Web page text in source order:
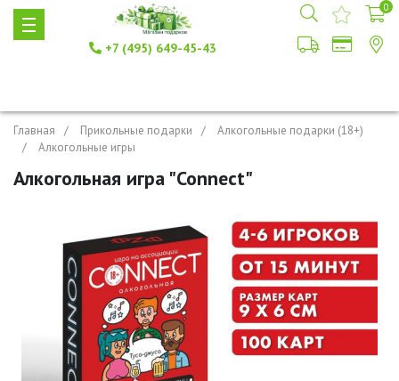
+7 (495) 649-45-43
0
Главная Прикольные подарки
Алкогольные подарки (18+)
Алкогольные игры
Алкогольная игра "Connect"